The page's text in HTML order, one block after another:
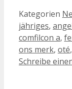
Kategorien
jähriges,
comfilcon a,
ons merk, oté,
Schreibe